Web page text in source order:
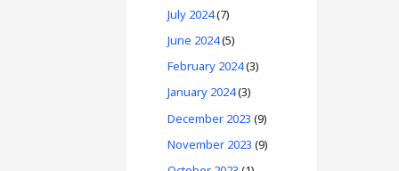
July 2024(7)
June 2024(5)
February 2024(3)
January 2024(3)
December 2023 (9)
November 2023 (9)